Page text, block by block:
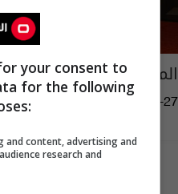
المؤتمر الاستثنائي
10:49 | 2020-08-27
your consent to
for the following
and content, advertising and
research and